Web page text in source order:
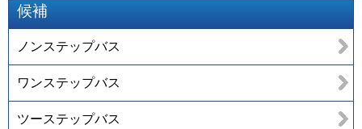
候補
ノンステップバス
ワンステップバス
ツーステップバス